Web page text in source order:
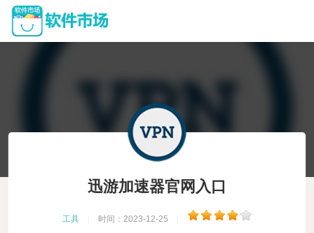
迅游加速器官网入口
工具 时间：2023-12-25